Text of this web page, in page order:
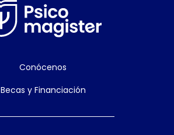
Conócenos
Becas y Financiación